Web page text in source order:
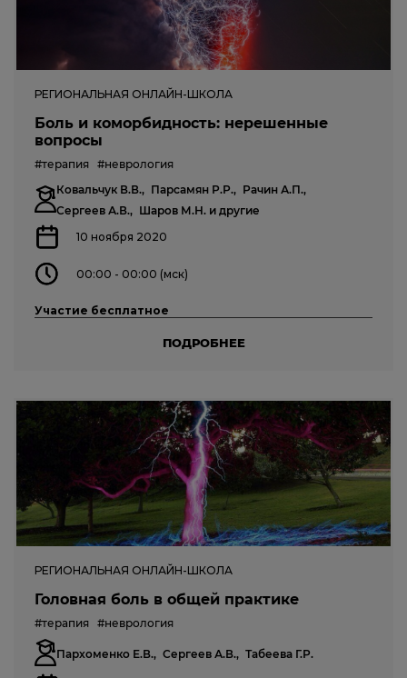
РЕГИОНАЛЬНАЯ ОНЛАЙН-ШКОЛА
Боль и коморбидность: нерешенные
вопросы
#терапия #неврология
Ковальчук В.В., Парсамян Р.Р., Рачин А.П.,
Сергеев А.В., Шаров М.Н. и другие
10 ноября 2020
00:00 - 00:00 (мск)
Участие бесплатное
ПОДРОБНЕЕ
РЕГИОНАЛЬНАЯ ОНЛАЙН-ШКОЛА
Головная боль в общей практике
#терапия #неврология
Пархоменко Е.В., Сергеев А.В., Табеева Г.Р.